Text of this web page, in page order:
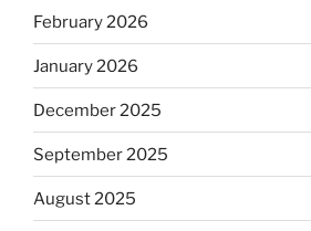
February 2026
January 2026
December 2025
September 2025
August 2025